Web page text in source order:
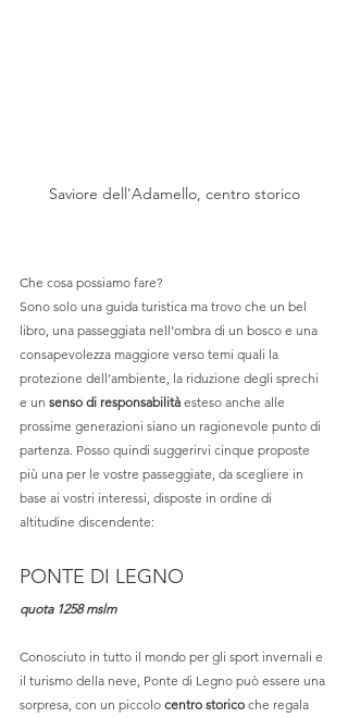
Saviore dell'Adamello, centro storico
Che cosa possiamo fare?
Sono solo una guida turistica ma trovo che un bel
libro, una passeggiata nell’ombra di un bosco e una
consapevolezza maggiore verso temi quali la
protezione dell’ambiente, la riduzione degli sprechi
e un senso di responsabilità esteso anche alle
prossime generazioni siano un ragionevole punto di
partenza. Posso quindi suggerirvi cinque proposte
più una per le vostre passeggiate, da scegliere in
base ai vostri interessi, disposte in ordine di
altitudine discendente:
PONTE DI LEGNO
quota 1258 mslm
Conosciuto in tutto il mondo per gli sport invernali e
il turismo della neve, Ponte di Legno può essere una
sorpresa, con un piccolo centro storico che regala